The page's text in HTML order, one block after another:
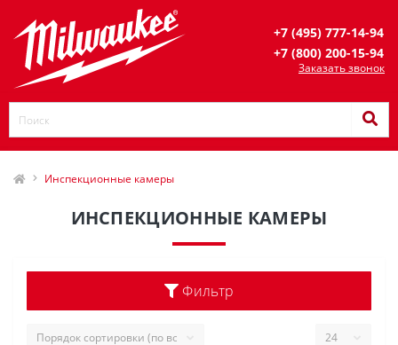
+7 (495) 777-14-94
+7 (800) 200-15-94
Заказать звонок
Инспекционные камеры
ИНСПЕКЦИОННЫЕ КАМЕРЫ
Фильтр